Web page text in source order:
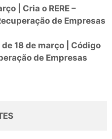
| Cria o RERE –
de Empresas
18 de março | Código
de Empresas